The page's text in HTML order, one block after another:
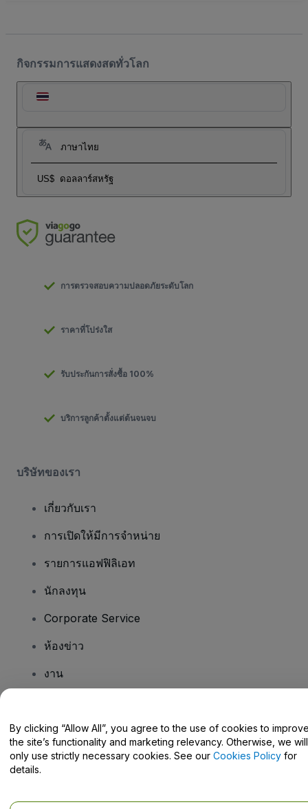
กิจกรรมการแสดงสดทั่วโลก
ภาษาไทย
US$ ดอลลาร์สหรัฐ
การตรวจสอบความปลอดภัยระดับโลก
ราคาที่โปร่งใส
รับประกันการสั่งซื้อ 100%
บริการลูกค้าตั้งแต่ต้นจนจบ
บริษัทของเรา
เกี่ยวกับเรา
การเปิดให้มีการจำหน่าย
รายการแอฟฟิลิเอท
นักลงทุน
Corporate Service
ห้องข่าว
งาน
Help Centre / Contact Us
By clicking “Allow All”, you agree to the use of cookies to
the site’s functionality and marketing relevancy. Otherwise, we will
only use strictly necessary cookies. See our Cookies Policy for
details.